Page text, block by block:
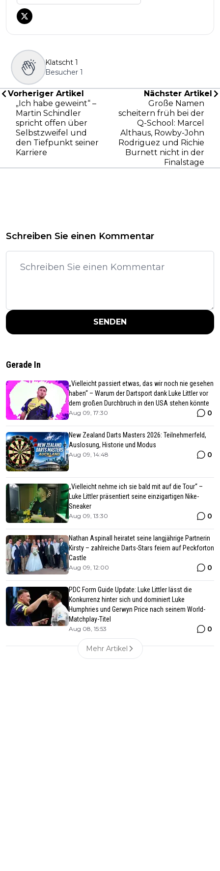
Klatscht 1
Besucher 1
Vorheriger Artikel
„Ich habe geweint“ –
Martin Schindler
spricht offen über
Selbstzweifel und
den Tiefpunkt seiner
Karriere
Nächster Artikel
Große Namen
scheitern früh bei der
Q-School: Marcel
Althaus, Rowby-John
Rodriguez und Richie
Burnett nicht in der
Finalstage
Schreiben Sie einen Kommentar
SENDEN
Gerade In
„Vielleicht passiert etwas, das wir noch nie gesehen
haben“ – Warum der Dartsport dank Luke Littler vor
dem großen Durchbruch in den USA stehen könnte
Aug 09, 17:30 0
New Zealand Darts Masters 2026: Teilnehmerfeld,
Auslosung, Historie und Modus
Aug 09, 14:48 0
„Vielleicht nehme ich sie bald mit auf die Tour“ –
Luke Littler präsentiert seine einzigartigen Nike-
Sneaker
Aug 09, 13:30 0
Nathan Aspinall heiratet seine langjährige Partnerin
Kirsty – zahlreiche Darts-Stars feiern auf Peckforton
Castle
Aug 09, 12:00 0
PDC Form Guide Update: Luke Littler lässt die
Konkurrenz hinter sich und dominiert Luke
Humphries und Gerwyn Price nach seinem World-
Matchplay-Titel
Aug 08, 15:53 0
Mehr Artikel